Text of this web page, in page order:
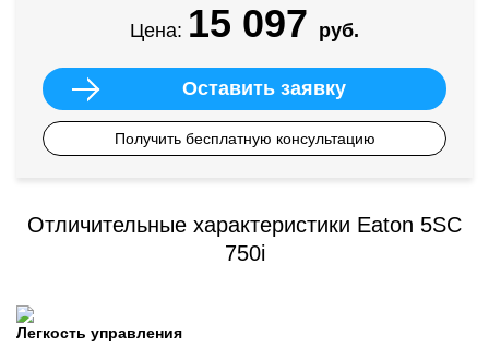
Цена: 15 097 руб.
Оставить заявку
Получить бесплатную консультацию
Отличительные характеристики Eaton 5SC
750i
Легкость управления